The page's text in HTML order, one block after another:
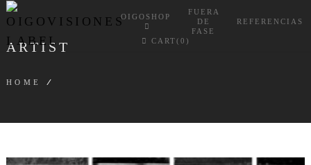
OIGOSHOP
FUERA
DE
FASE
REFERENCIAS
CART(0)
ARTIST
HOME /